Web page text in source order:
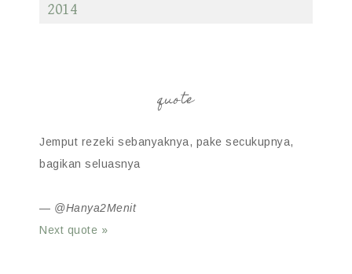
2014
quote
Jemput rezeki sebanyaknya, pake secukupnya,
bagikan seluasnya
— @Hanya2Menit
Next quote »